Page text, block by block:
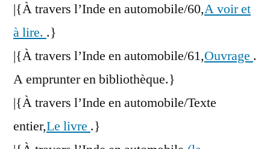
|{À travers l’Inde en automobile/60,A voir et
à lire. .}
|{À travers l’Inde en automobile/61,Ouvrage .
A emprunter en bibliothèque.}
|{À travers l’Inde en automobile/Texte
entier,Le livre .}